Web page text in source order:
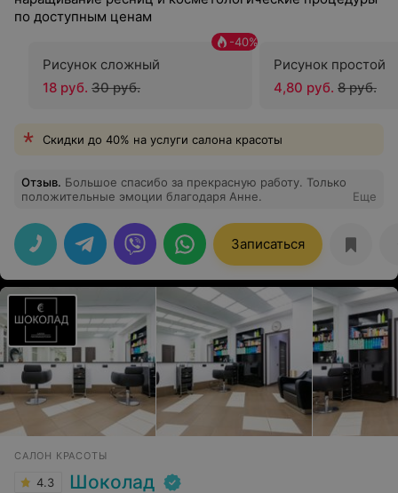
по доступным ценам
Рисунок сложный
-40%
18 руб. 30 руб.
Рисунок простой
4,80 руб. 8 руб.
Скидки до 40% на услуги салона красоты
Отзыв. Большое спасибо за прекрасную работу. Только
положительные эмоции благодаря Анне.
Еще
Записаться
САЛОН КРАСОТЫ
4.3 Шоколад